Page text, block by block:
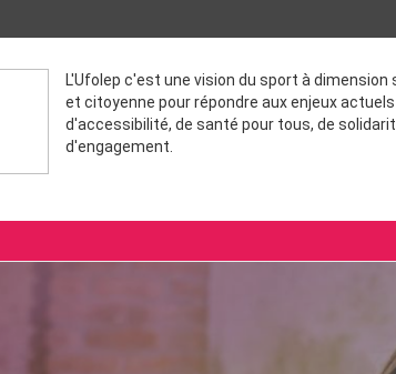
L'Ufolep c'est une vision du sport à dimension
et citoyenne pour répondre aux enjeux actuels
d'accessibilité, de santé pour tous, de
d'engagement.